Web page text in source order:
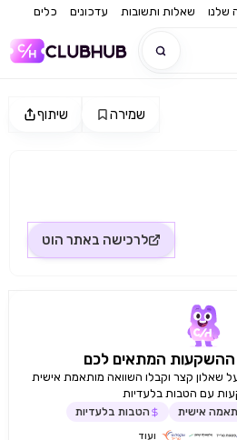
שלנו שאלות ותשובות עדכונים כלים
שיתוף שמירה
לרכישה באתר הוט
המתאים לכם
שאלון קצר וקבלו השוואה מותאמת אישית
עם הטבות בלעדיות
אישית הטבות בלעדיות
ועוד